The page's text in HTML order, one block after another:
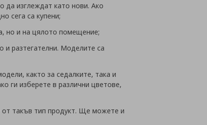
да изглеждат като нови. Ако
сега са купени;
но и на цялото помещение;
разтегателни. Моделите са
както за седалките, така и
ги изберете в различни цветове,
от такъв тип продукт. Ще можете и